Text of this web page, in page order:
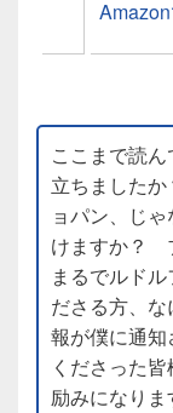
ここまで読
立ちました
ョパン、じゃ
けますか？
まるでルド
ださる方、
報が僕に通
くださった
励みになり